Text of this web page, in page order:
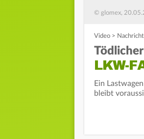
© glomex,
Video >
LKW-
Ein
bleibt